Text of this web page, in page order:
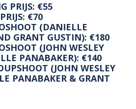
PRIJS: €55
€70
(DANIELLE
GRANT GUSTIN): €180
(JOHN WESLEY
PANABAKER): €140
(JOHN WESLEY
PANABAKER & GRANT